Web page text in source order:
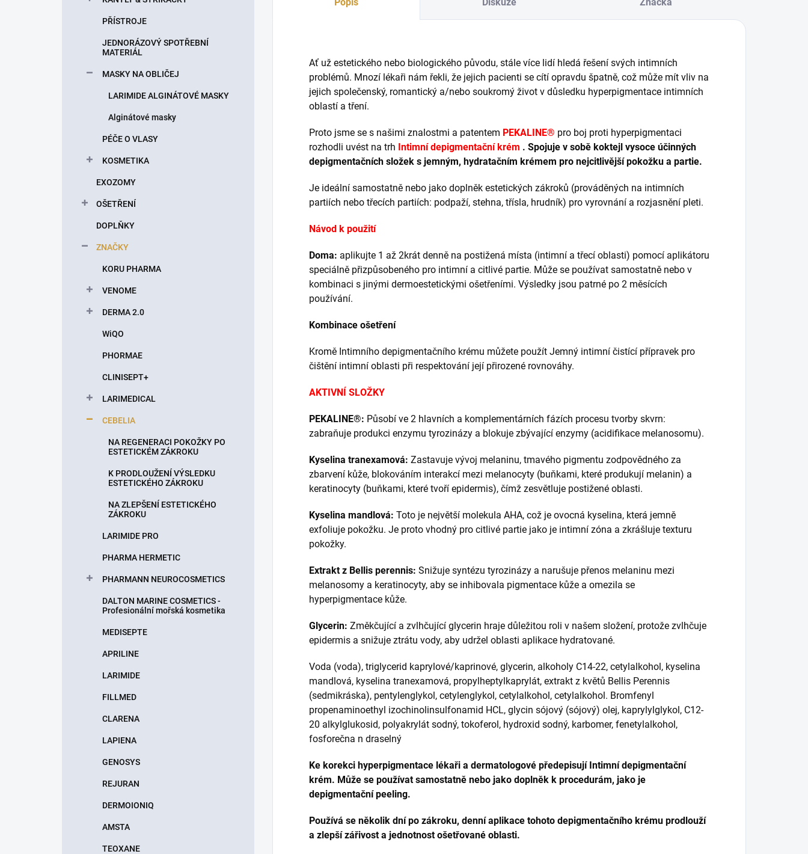
PŘÍSTROJE
JEDNORÁZOVÝ SPOTŘEBNÍ
MATERIÁL
MASKY NA OBLIČEJ
LARIMIDE ALGINÁTOVÉ MASKY
Alginátové masky
PÉČE O VLASY
KOSMETIKA
EXOZOMY
OŠETŘENÍ
DOPLŇKY
ZNAČKY
KORU PHARMA
VENOME
DERMA 2.0
WiQO
PHORMAE
CLINISEPT+
LARIMEDICAL
CEBELIA
NA REGENERACI POKOŽKY PO
ESTETICKÉM ZÁKROKU
K PRODLOUŽENÍ VÝSLEDKU
ESTETICKÉHO ZÁKROKU
NA ZLEPŠENÍ ESTETICKÉHO
ZÁKROKU
LARIMIDE PRO
PHARMA HERMETIC
PHARMANN NEUROCOSMETICS
DALTON MARINE COSMETICS -
Profesionální mořská kosmetika
MEDISEPTE
APRILINE
LARIMIDE
FILLMED
CLARENA
LAPIENA
GENOSYS
REJURAN
DERMOIONIQ
AMSTA
TEOXANE
Ať už estetického nebo biologického původu, stále více lidí hledá řešení svých intimních
problémů. Mnozí lékaři nám řekli, že jejich pacienti se cítí opravdu špatně, což může mít vliv na
jejich společenský, romantický a/nebo soukromý život v důsledku hyperpigmentace intimních
oblastí a tření.
Proto jsme se s našimi znalostmi a patentem PEKALINE® pro boj proti hyperpigmentaci
rozhodli uvést na trh Intimní depigmentační krém . Spojuje v sobě koktejl vysoce účinných
depigmentačních složek s jemným, hydratačním krémem pro nejcitlivější pokožku a partie.
Je ideální samostatně nebo jako doplněk estetických zákroků (prováděných na intimních
partiích nebo třecích partiích: podpaží, stehna, třísla, hrudník) pro vyrovnání a rozjasnění pleti.
Návod k použití
Doma: aplikujte 1 až 2krát denně na postižená místa (intimní a třecí oblasti) pomocí aplikátoru
speciálně přizpůsobeného pro intimní a citlivé partie. Může se používat samostatně nebo v
kombinaci s jinými dermoestetickými ošetřeními. Výsledky jsou patrné po 2 měsících
používání.
Kombinace ošetření
Kromě Intimního depigmentačního krému můžete použít Jemný intimní čistící přípravek pro
čištění intimní oblasti při respektování její přirozené rovnováhy.
AKTIVNÍ SLOŽKY
PEKALINE®: Působí ve 2 hlavních a komplementárních fázích procesu tvorby skvrn:
zabraňuje produkci enzymu tyrozinázy a blokuje zbývající enzymy (acidifikace melanosomu).
Kyselina tranexamová: Zastavuje vývoj melaninu, tmavého pigmentu zodpovědného za
zbarvení kůže, blokováním interakcí mezi melanocyty (buňkami, které produkují melanin) a
keratinocyty (buňkami, které tvoří epidermis), čímž zesvětluje postižené oblasti.
Kyselina mandlová: Toto je největší molekula AHA, což je ovocná kyselina, která jemně
exfoliuje pokožku. Je proto vhodný pro citlivé partie jako je intimní zóna a zkrášluje texturu
pokožky.
Extrakt z Bellis perennis: Snižuje syntézu tyrozinázy a narušuje přenos melaninu mezi
melanosomy a keratinocyty, aby se inhibovala pigmentace kůže a omezila se
hyperpigmentace kůže.
Glycerin: Změkčující a zvlhčující glycerin hraje důležitou roli v našem složení, protože zvlhčuje
epidermis a snižuje ztrátu vody, aby udržel oblasti aplikace hydratované.
Voda (voda), triglycerid kaprylové/kaprinové, glycerin, alkoholy C14-22, cetylalkohol, kyselina
mandlová, kyselina tranexamová, propylheptylkaprylát, extrakt z květů Bellis Perennis
(sedmikráska), pentylenglykol, cetylenglykol, cetylalkohol, cetylalkohol. Bromfenyl
propenaminoethyl izochinolinsulfonamid HCL, glycin sójový (sójový) olej, kaprylylglykol, C12-
20 alkylglukosid, polyakrylát sodný, tokoferol, hydroxid sodný, karbomer, fenetylalkohol,
fosforečna n draselný
Ke korekci hyperpigmentace lékaři a dermatologové předepisují Intimní depigmentační
krém. Může se používat samostatně nebo jako doplněk k procedurám, jako je
depigmentační peeling.
Používá se několik dní po zákroku, denní aplikace tohoto depigmentačního krému prodlouží
a zlepší zářivost a jednotnost ošetřované oblasti.